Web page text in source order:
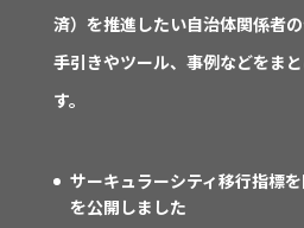
済）を推進したい自治体関係者
手引きやツール、事例などをま
す。
サーキュラーシティ移行指標
を公開しました